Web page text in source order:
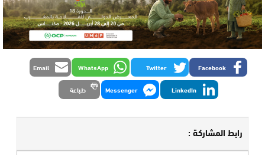
Facebook
Twitter
WhatsApp
Email
LinkedIn
Messenger طباعة
رابط المشاركة :